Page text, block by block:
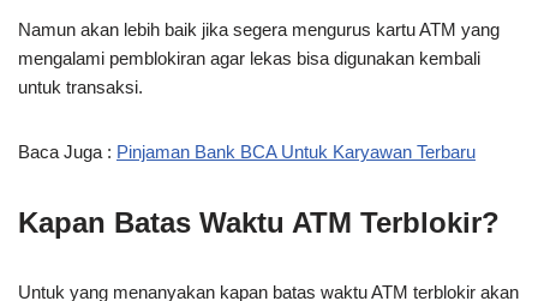
Namun akan lebih baik jika segera mengurus kartu ATM yang
mengalami pemblokiran agar lekas bisa digunakan kembali
untuk transaksi.
Baca Juga : Pinjaman Bank BCA Untuk Karyawan Terbaru
Kapan Batas Waktu ATM Terblokir?
Untuk yang menanyakan kapan batas waktu ATM terblokir akan